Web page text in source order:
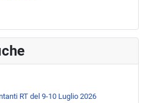
RT del 9-10 Luglio 2026